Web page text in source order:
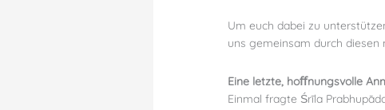
Um euch dabei zu
uns gemeinsam durch
Eine letzte, hoﬀnungsvolle
Einmal fragte Śrīla